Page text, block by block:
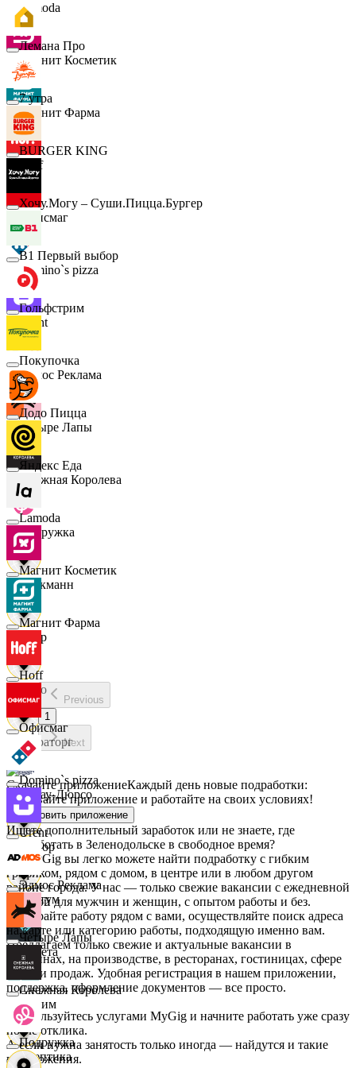
Lamoda
Магнит Косметик
Магнит Фарма
Hoff
Офисмаг
Domino`s pizza
Urent
Эдмос Реклама
Четыре Лапы
Снежная Королева
Подружка
Стокманн
Cпар
demo
Мираторг
Абрау-Дюрсо
Авиор
Альтум
Аркета
Архим
Асептика
Лемана Про
7 утра
BURGER KING
Хочу.Могу – Суши.Пицца.Бургер
B1 Первый выбор
Гольфстрим
Покупочка
Додо Пицца
Яндекс Еда
Lamoda
Магнит Косметик
Магнит Фарма
Hoff
Офисмаг
Domino`s pizza
Urent
Эдмос Реклама
Четыре Лапы
Снежная Королева
Подружка
Previous
1
Next
Скачайте приложениеКаждый день новые подработки:
скачивайте приложение и работайте на своих условиях!
Установить приложение
Ищете дополнительный заработок или не знаете, где
подработать в Зеленодольске в свободное время?
На MyGig вы легко можете найти подработку с гибким
графиком, рядом с домом, в центре или в любом другом
районе города. У нас — только свежие вакансии с ежедневной
оплатой для мужчин и женщин, с опытом работы и без.
Выбирайте работу рядом с вами, осуществляйте поиск адреса
на карте или категорию работы, подходящую именно вам.
Предлагаем только свежие и актуальные вакансии в
магазинах, на производстве, в ресторанах, гостиницах, сфере
услуг и продаж. Удобная регистрация в нашем приложении,
поддержка, оформление документов — все просто.
Воспользуйтесь услугами MyGig и начните работать уже сразу
после отклика.
А если нужна занятость только иногда — найдутся и такие
предложения.